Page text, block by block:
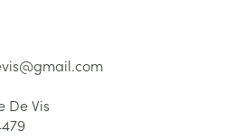
gmail.com
De Vis